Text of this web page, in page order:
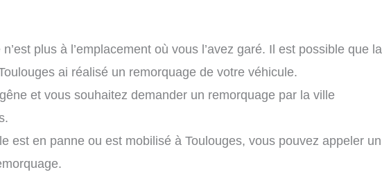
plus à l’emplacement où vous l’avez garé. Il est possible que la
ai réalisé un remorquage de votre véhicule.
et vous souhaitez demander un remorquage par la ville
est en panne ou est mobilisé à Toulouges, vous pouvez appeler un